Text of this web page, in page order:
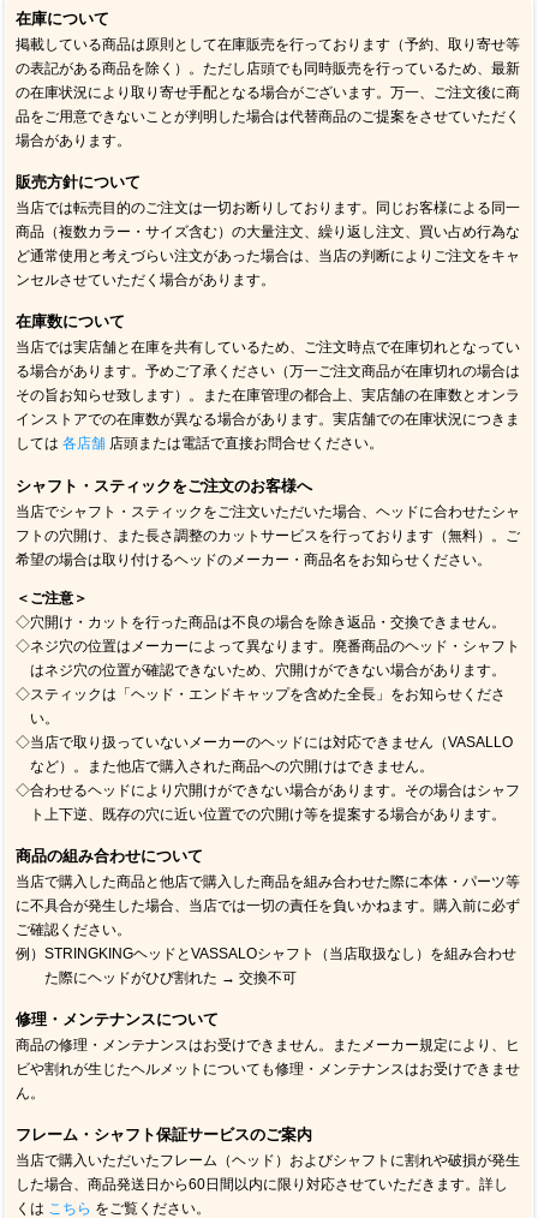
在庫について
掲載している商品は原則として在庫販売を行っております（予約、取り寄せ等
の表記がある商品を除く）。ただし店頭でも同時販売を行っているため、最新
の在庫状況により取り寄せ手配となる場合がございます。万一、ご注文後に商
品をご用意できないことが判明した場合は代替商品のご提案をさせていただく
場合があります。
販売方針について
当店では転売目的のご注文は一切お断りしております。同じお客様による同一
商品（複数カラー・サイズ含む）の大量注文、繰り返し注文、買い占め行為な
ど通常使用と考えづらい注文があった場合は、当店の判断によりご注文をキャ
ンセルさせていただく場合があります。
在庫数について
当店では実店舗と在庫を共有しているため、ご注文時点で在庫切れとなってい
る場合があります。予めご了承ください（万一ご注文商品が在庫切れの場合は
その旨お知らせ致します）。また在庫管理の都合上、実店舗の在庫数とオンラ
インストアでの在庫数が異なる場合があります。実店舗での在庫状況につきま
しては各店舗 店頭または電話で直接お問合せください。
シャフト・スティックをご注文のお客様へ
当店でシャフト・スティックをご注文いただいた場合、ヘッドに合わせたシャ
フトの穴開け、また長さ調整のカットサービスを行っております（無料）。ご
希望の場合は取り付けるヘッドのメーカー・商品名をお知らせください。
＜ご注意＞
◇穴開け・カットを行った商品は不良の場合を除き返品・交換できません。
◇ネジ穴の位置はメーカーによって異なります。廃番商品のヘッド・シャフト
はネジ穴の位置が確認できないため、穴開けができない場合があります。
◇スティックは「ヘッド・エンドキャップを含めた全長」をお知らせくださ
い。
◇当店で取り扱っていないメーカーのヘッドには対応できません（VASALLO
など）。また他店で購入された商品への穴開けはできません。
◇合わせるヘッドにより穴開けができない場合があります。その場合はシャフ
ト上下逆、既存の穴に近い位置での穴開け等を提案する場合があります。
商品の組み合わせについて
当店で購入した商品と他店で購入した商品を組み合わせた際に本体・パーツ等
に不具合が発生した場合、当店では一切の責任を負いかねます。購入前に必ず
ご確認ください。
例）STRINGKINGヘッドとVASSALOシャフト（当店取扱なし）を組み合わせ
た際にヘッドがひび割れた → 交換不可
修理・メンテナンスについて
商品の修理・メンテナンスはお受けできません。またメーカー規定により、ヒ
ビや割れが生じたヘルメットについても修理・メンテナンスはお受けできませ
ん。
フレーム・シャフト保証サービスのご案内
当店で購入いただいたフレーム（ヘッド）およびシャフトに割れや破損が発生
した場合、商品発送日から60日間以内に限り対応させていただきます。詳し
くは こちら をご覧ください。